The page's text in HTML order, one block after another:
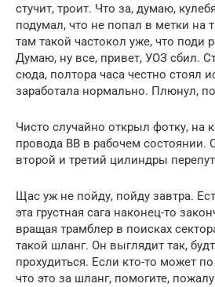
стучит, троит. Что за, думаю,
подумал, что не попал в метки на
там такой частокол уже, что поди
Думаю, ну все, привет, УОЗ сбил.
сюда, полтора часа честно стоял
заработала нормально. Плюнул,
Чисто случайно открыл фотку, на
провода ВВ в рабочем
второй и третий цилиндры
Щас уж не пойду, пойду завтра.
эта грустная сага наконец-то
вращая трамблер в поисках
такой шланг. Он выглядит так,
прохудиться. Если кто-то может
что это за шланг, помогите,